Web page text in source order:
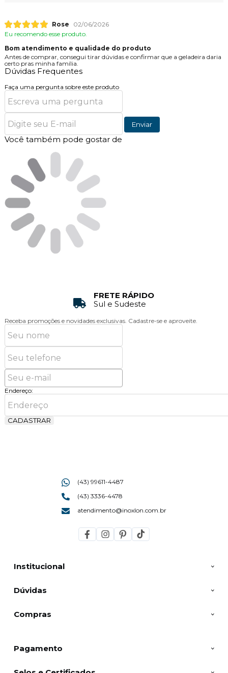
Rose
02/06/2026
Eu recomendo esse produto.
Bom atendimento e qualidade do produto
Antes de comprar, consegui tirar dúvidas e confirmar que a geladeira daria
certo pras minha família.
Dúvidas Frequentes
Faça uma pergunta sobre este produto
Enviar
Você também pode gostar de
FRETE RÁPIDO
Sul e Sudeste
Receba promoções e novidades exclusivas. Cadastre-se e aproveite.
Endereço:
CADASTRAR
Institucional
Dúvidas
Compras
(43) 99611-4487
(43) 3336-4478
atendimento@inoxlon.com.br
Pagamento